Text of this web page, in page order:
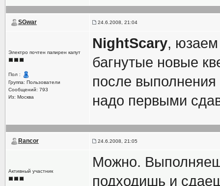
SGwar 24.6.2008, 21:04
Электро почтен папирен капут
Пол :
Группа: Пользователи
Сообщений: 793
Из: Москва
NightScary,
багнутые новые
после
надо первыми
Rancor 24.6.2008, 21:05
Активный участник
Можно.
подходишь и